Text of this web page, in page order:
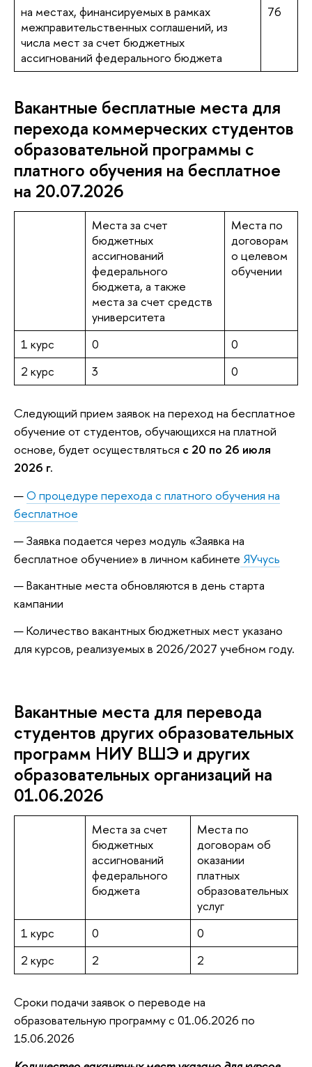
на местах, финансируемых в рамках
межправительственных соглашений, из
числа мест за счет бюджетных
ассигнований федерального бюджета
76
Вакантные бесплатные места для
перехода коммерческих студентов
образовательной программы с
платного обучения на бесплатное
на 20.07.2026
Места за счет
бюджетных
ассигнований
федерального
бюджета, а также
места за счет средств
университета
Места по
договорам
о целевом
обучении
1 курс 0
0
2 курс
3 0
Следующий прием заявок на переход на бесплатное
обучение от студентов, обучающихся на платной
основе, будет осуществляться с 20 по 26 июля
2026 г.
О процедуре перехода с платного обучения на
бесплатное
Заявка подается через модуль «Заявка на
бесплатное обучение» в личном кабинете ЯУчусь
Вакантные места обновляются в день старта
кампании
Количество вакантных бюджетных мест указано
для курсов, реализуемых в 2026/2027 учебном году.
Вакантные места для перевода
студентов других образовательных
программ НИУ ВШЭ и других
образовательных организаций на
01.06.2026
Места за счет
бюджетных
ассигнований
федерального
бюджета
Места по
договорам об
оказании
платных
образовательных
услуг
1 курс
0
0
2 курс
2 2
Сроки подачи заявок о переводе на
образовательную программу с 01.06.2026 по
15.06.2026